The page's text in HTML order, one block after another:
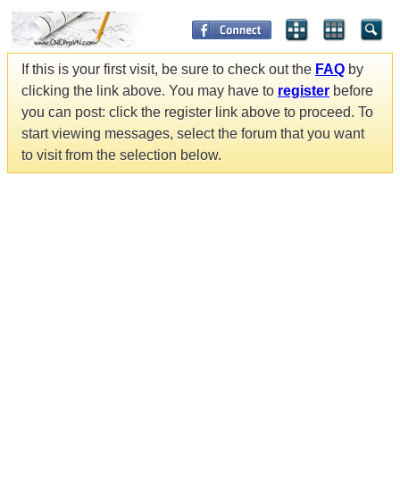
If this is your first visit, be sure to check out the FAQ by
clicking the link above. You may have to register before
you can post: click the register link above to proceed. To
start viewing messages, select the forum that you want
to visit from the selection below.